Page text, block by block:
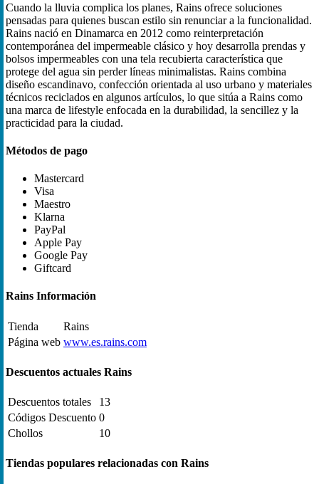
Cuando la lluvia complica los planes, Rains ofrece soluciones
pensadas para quienes buscan estilo sin renunciar a la funcionalidad.
Rains nació en Dinamarca en 2012 como reinterpretación
contemporánea del impermeable clásico y hoy desarrolla prendas y
bolsos impermeables con una tela recubierta característica que
protege del agua sin perder líneas minimalistas. Rains combina
diseño escandinavo, confección orientada al uso urbano y materiales
técnicos reciclados en algunos artículos, lo que sitúa a Rains como
una marca de lifestyle enfocada en la durabilidad, la sencillez y la
practicidad para la ciudad.
Métodos de pago
Mastercard
Visa
Maestro
Klarna
PayPal
Apple Pay
Google Pay
Giftcard
Rains Información
Tienda
Rains
Página web www.es.rains.com
Descuentos actuales Rains
Descuentos totales
13
Códigos Descuento 0
Chollos
10
Tiendas populares relacionadas con Rains